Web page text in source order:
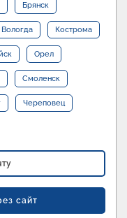
Брянск
Вологда Кострома
Орел
Смоленск
Череповец
сайт